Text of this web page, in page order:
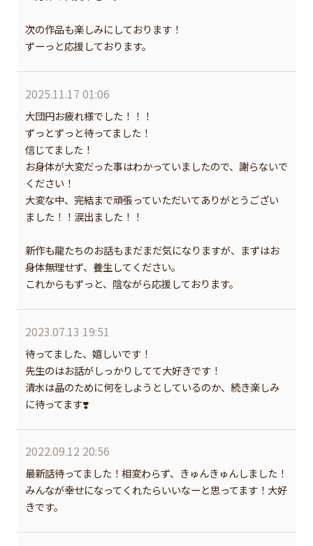
次の作品も楽しみにしております！
ずーっと応援しております。
2025.11.17 01:06
大団円お疲れ様でした！！！
ずっとずっと待ってました！
信じてました！
お身体が大変だった事はわかっていましたので、謝らないで
ください！
大変な中、完結まで頑張っていただいてありがとうござい
ました！！涙出ました！！
新作も龍たちのお話もまだまだ気になりますが、まずはお
身体無理せず、養生してください。
これからもずっと、陰ながら応援しております。
2023.07.13 19:51
待ってました、嬉しいです！
先生のはお話がしっかりしてて大好きです！
清水は晶のために何をしようとしているのか、続き楽しみ
に待ってます❣️
2022.09.12 20:56
最新話待ってました！相変わらず、きゅんきゅんしました！
みんなが幸せになってくれたらいいなーと思ってます！大好
きです。